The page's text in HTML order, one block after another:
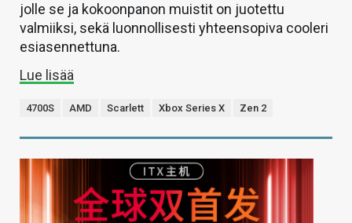
jolle se ja kokoonpanon muistit on juotettu
valmiiksi, sekä luonnollisesti yhteensopiva cooleri
esiasennettuna.
Lue lisää
4700S AMD Scarlett Xbox Series X Zen 2